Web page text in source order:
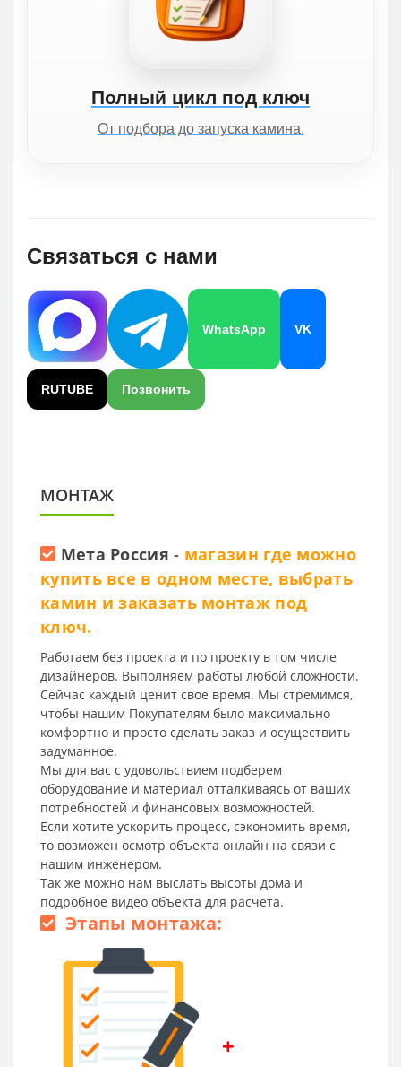
Полный цикл под ключ
От подбора до запуска камина.
Связаться с нами
WhatsApp VK
RUTUBE Позвонить
МОНТАЖ
Мета Россия - магазин где можно
купить все в одном месте, выбрать
камин и заказать монтаж под
ключ.
Работаем без проекта и по проекту в том числе
дизайнеров. Выполняем работы любой сложности.
Сейчас каждый ценит свое время. Мы стремимся,
чтобы нашим Покупателям было максимально
комфортно и просто сделать заказ и осуществить
задуманное.
Мы для вас с удовольствием подберем
оборудование и материал отталкиваясь от ваших
потребностей и финансовых возможностей.
Если хотите ускорить процесс, сэкономить время,
то возможен осмотр объекта онлайн на связи с
нашим инженером.
Так же можно нам выслать высоты дома и
подробное видео объекта для расчета.
Этапы монтажа:
+